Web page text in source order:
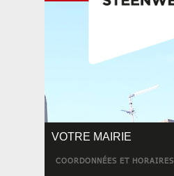
VOTRE MAIRIE
COORDONNÉES ET HORAIRES